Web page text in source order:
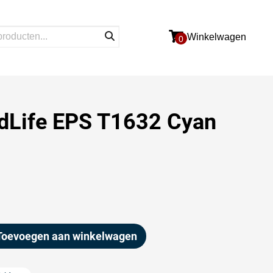
0 Winkelwagen
EPS T1632 Cyan
aan winkelwagen